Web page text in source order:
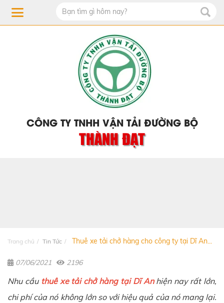
CÔNG TY TNHH VẬN TẢI ĐƯỜNG BỘ
THÀNH ĐẠT
Trang chủ Tin Tức Thuê xe tải chở hàng cho công ty tại Dĩ An...
07/06/2021 2196
Nhu cầu thuê xe tải chở hàng tại Dĩ Anhiện nay rất lớn,
chi phí của nó không lớn so với hiệu quả của nó mang lại.